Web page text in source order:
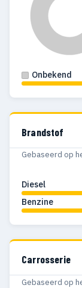
Onbekend
Brandstof
Gebaseerd op
Diesel
Benzine
Carrosserie
Gebaseerd op